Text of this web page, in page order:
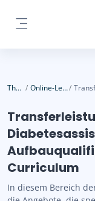
Themen Online-Lernangebot
Curriculum
In diesem Bereich